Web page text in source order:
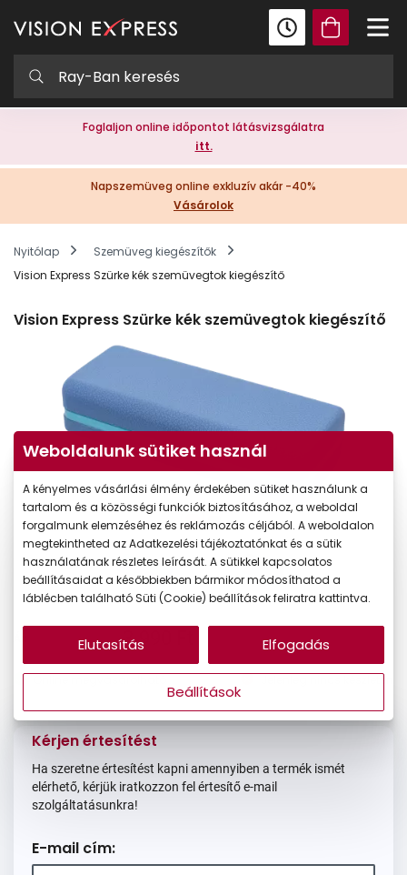
Foglaljon online időpontot látásvizsgálatra
itt.
Napszemüveg online exkluzív akár -40%
Vásárolok
Nyitólap
Szemüveg kiegészítők
Vision Express Szürke kék szemüvegtok kiegészítő
Vision Express Szürke kék szemüvegtok kiegészítő
3.990 Ft
Jelenleg nincs készleten
Kérjen értesítést
Ha szeretne értesítést kapni amennyiben a termék ismét
elérhető, kérjük iratkozzon fel értesítő e-mail
szolgáltatásunkra!
E-mail cím:
Weboldalunk sütiket használ
A kényelmes vásárlási élmény érdekében sütiket használunk a
tartalom és a közösségi funkciók biztosításához, a weboldal
forgalmunk elemzéséhez és reklámozás céljából. A weboldalon
megtekintheted az Adatkezelési tájékoztatónkat és a sütik
használatának részletes leírását. A sütikkel kapcsolatos
beállításaidat a későbbiekben bármikor módosíthatod a
láblécben található Süti (Cookie) beállítások feliratra kattintva.
Beállítások
Elutasítás Elfogadás